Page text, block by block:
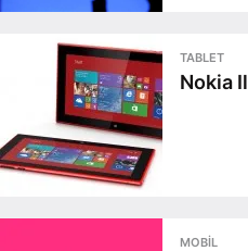
TABLET
Nokia
MOBIL